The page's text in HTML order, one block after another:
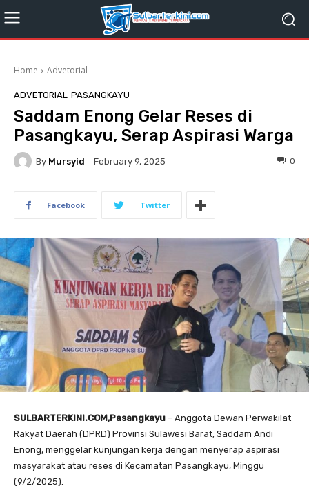
Home Advetorial
ADVETORIAL PASANGKAYU
Saddam Enong Gelar Reses di
Pasangkayu, Serap Aspirasi Warga
By Mursyid February 9, 2025 0
Facebook Twitter
SULBARTERKINI.COM,Pasangkayu – Anggota Dewan Perwakilat
Rakyat Daerah (DPRD) Provinsi Sulawesi Barat, Saddam Andi
Enong, menggelar kunjungan kerja dengan menyerap aspirasi
masyarakat atau reses di Kecamatan Pasangkayu, Minggu
(9/2/2025).